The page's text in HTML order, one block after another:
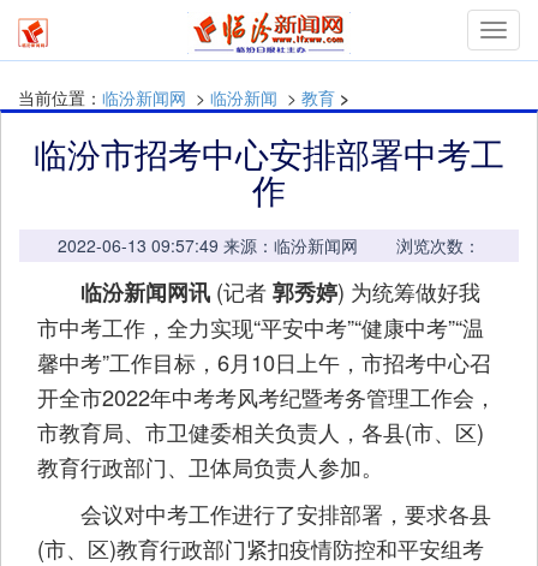
当前位置： 临汾新闻网 > 临汾新闻 > 教育 >
临汾市招考中心安排部署中考工
作
2022-06-13 09:57:49 来源：临汾新闻网 浏览次数：
临汾新闻网讯 (记者郭秀婷) 为统筹做好我
市中考工作，全力实现“平安中考”“健康中考”“温
馨中考”工作目标，6月10日上午，市招考中心召
开全市2022年中考考风考纪暨考务管理工作会，
市教育局、市卫健委相关负责人，各县(市、区)
教育行政部门、卫体局负责人参加。
会议对中考工作进行了安排部署，要求各县
(市、区)教育行政部门紧扣疫情防控和平安组考